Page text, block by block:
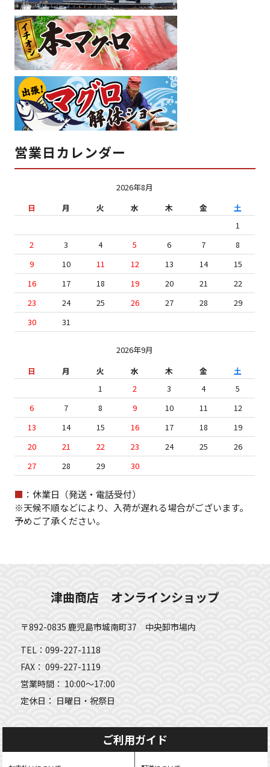
営業日カレンダー
2026年8月
日
月 火 水 木 金
土
1
2
3 4 5 6 7
8
9
10 11 12 13 14
15
16
17 18 19 20 21
22
23
24 25 26 27 28
29
30
31
2026年9月
日
月 火 水 木 金
土
1
2 3 4
5
6
7 8 9 10 11
12
13
14 15 16 17 18
19
20
21 22 23 24 25
26
27
28 29 30
■ ：休業日（発送・電話受付）
※天候不順などにより、入荷が遅れる場合がございます。
予めご了承ください。
津曲商店 オンラインショップ
〒892-0835 鹿児島市城南町37 中央卸市場内
TEL：099-227-1118
FAX： 099-227-1119
営業時間： 10:00～17:00
定休日： 日曜日・祝祭日
ご利用ガイド